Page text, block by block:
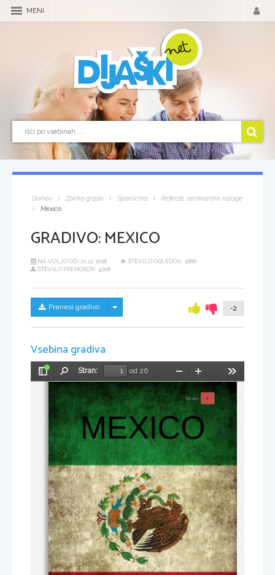
MENI
Domov Zbirka gradiv Španščina
Referati, seminarske naloge
Mexico
GRADIVO:MEXICO
NA VOLJO OD: 21.12.2018
ŠTEVILO OGLEDOV: 1866
ŠTEVILO PRENOSOV: 4208
Prenesi gradivo Skrij/prikaži meni -2
Vsebina gradiva
Preklopi
stransko
Stran:
od 26
Pomanjšaj
Mexico 1
MEXICO